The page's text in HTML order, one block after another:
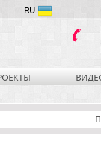
RU